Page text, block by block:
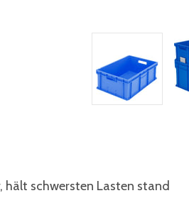
hält schwersten Lasten stand